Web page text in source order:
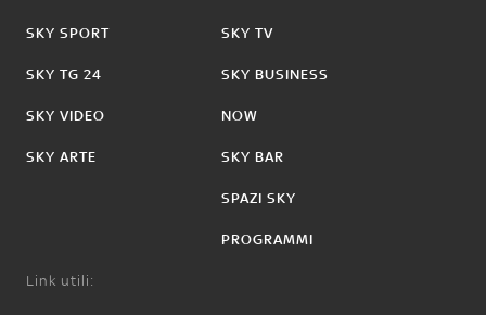
SKY SPORT
SKY TG 24
SKY VIDEO
SKY ARTE
SKY TV
SKY BUSINESS
NOW
SKY BAR
SPAZI SKY
PROGRAMMI
Link utili: